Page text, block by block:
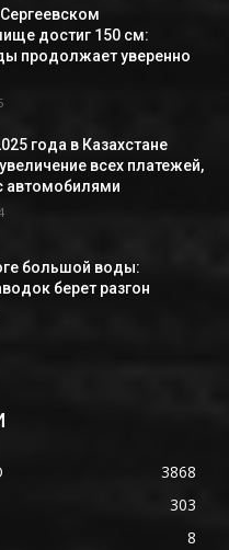
достиг 150 см:
продолжает уверенно
года в Казахстане
всех платежей,
автомобилями
большой воды:
берет разгон
3868
303
8